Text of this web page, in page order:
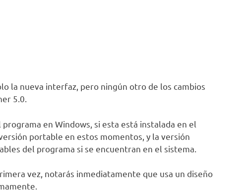
la nueva interfaz, pero ningún otro de los cambios
5.0.
en Windows, si esta está instalada en el
portable en estos momentos, y la versión
del programa si se encuentran en el sistema.
vez, notarás inmediatamente que usa un diseño